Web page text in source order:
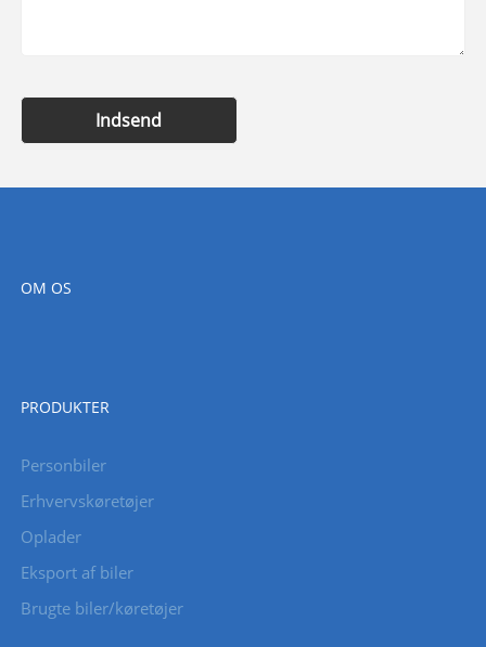
Indsend
OM OS
PRODUKTER
Personbiler
Erhvervskøretøjer
Oplader
Eksport af biler
Brugte biler/køretøjer